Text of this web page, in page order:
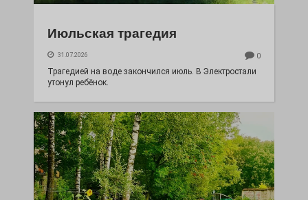
Июльская трагедия
31.07.2026 0
Трагедией на воде закончился июль. В Электростали
утонул ребёнок.